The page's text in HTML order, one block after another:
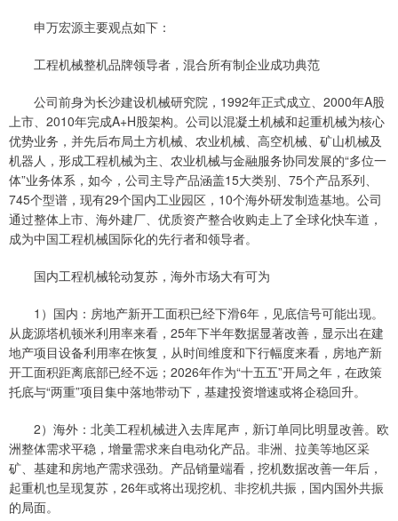
申万宏源主要观点如下：
工程机械整机品牌领导者，混合所有制企业成功典范
公司前身为长沙建设机械研究院，1992年正式成立、2000年A股
上市、2010年完成A+H股架构。公司以混凝土机械和起重机械为核心
优势业务，并先后布局土方机械、农业机械、高空机械、矿山机械及
机器人，形成工程机械为主、农业机械与金融服务协同发展的“多位一
体”业务体系，如今，公司主导产品涵盖15大类别、75个产品系列、
745个型谱，现有29个国内工业园区，10个海外研发制造基地。公司
通过整体上市、海外建厂、优质资产整合收购走上了全球化快车道，
成为中国工程机械国际化的先行者和领导者。
国内工程机械轮动复苏，海外市场大有可为
1）国内：房地产新开工面积已经下滑6年，见底信号可能出现。
从庞源塔机顿米利用率来看，25年下半年数据显著改善，显示出在建
地产项目设备利用率在恢复，从时间维度和下行幅度来看，房地产新
开工面积距离底部已经不远；2026年作为“十五五”开局之年，在政策
托底与“两重”项目集中落地带动下，基建投资增速或将企稳回升。
2）海外：北美工程机械进入去库尾声，新订单同比明显改善。欧
洲整体需求平稳，增量需求来自电动化产品。非洲、拉美等地区采
矿、基建和房地产需求强劲。产品销量端看，挖机数据改善一年后，
起重机也呈现复苏，26年或将出现挖机、非挖机共振，国内国外共振
的局面。